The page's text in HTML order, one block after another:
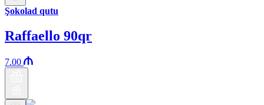
Şokolad qutu
Raffaello 90qr
7.00